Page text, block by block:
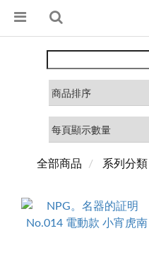
全部商品 系列分類